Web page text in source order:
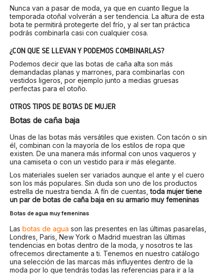
Nunca van a pasar de moda, ya que en cuanto llegue la
temporada otoñal volverán a ser tendencia. La altura de esta
bota te permitirá protegerte del frío, y al ser tan práctica
podrás combinarla casi con cualquier cosa.
¿CON QUÉ SE LLEVAN Y PODEMOS COMBINARLAS?
Podemos decir que las botas de caña alta son más
demandadas planas y marrones, para combinarlas con
vestidos ligeros, por ejemplo junto a medias gruesas
perfectas para el otoño.
OTROS TIPOS DE BOTAS DE MUJER
Botas de caña baja
Unas de las botas más versátiles que existen. Con tacón o sin
él, combinan con la mayoría de los estilos de ropa que
existen. De una manera más informal con unos vaqueros y
una camiseta o con un vestido para ir más elegante.
Los materiales suelen ser variados aunque el ante y el cuero
son los más populares. Sin duda son uno de los productos
estrella de nuestra tienda. A fín de cuentas,toda mujer tiene
un par de botas de caña baja en su armario muy femeninas
Botas de agua muy femeninas
Las botas de agua son las presentes en las últimas pasarelas,
Londres, Paris, New York o Madrid muestran las últimas
tendencias en botas dentro de la moda, y nosotros te las
ofrecemos directamente a ti. Tenemos en nuestro catálogo
una selección de las marcas más influyentes dentro de la
moda por lo que tendrás todas las referencias para ir a la